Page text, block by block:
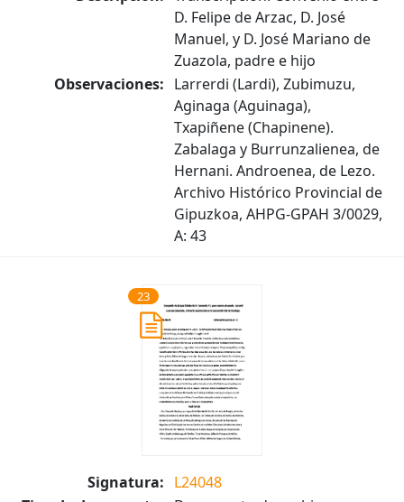
D. Felipe de Arzac, D. José
Manuel, y D. José Mariano de
Zuazola, padre e hijo
Observaciones: Larrerdi (Lardi), Zubimuzu,
Aginaga (Aguinaga),
Txapiñene (Chapinene).
Zabalaga y Burrunzalienea, de
Hernani. Androenea, de Lezo.
Archivo Histórico Provincial de
Gipuzkoa, AHPG-GPAH 3/0029,
A: 43
23
Signatura: L24048